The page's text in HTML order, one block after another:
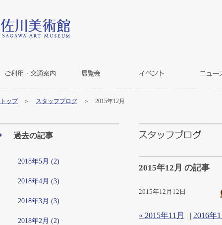
トップ＞ スタッフブログ ＞ 2015年12月
過去の記事
2018年5月 (2)
2018年4月 (3)
2018年3月 (3)
2018年2月 (2)
2015年12月 の記事
2015年12月12日
« 2015年11月 | | 2016年